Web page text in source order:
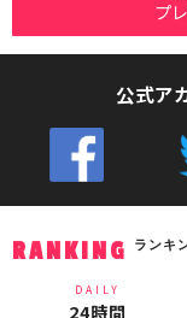
プ
公式ア
RANKING ランキ
DAILY
24時間